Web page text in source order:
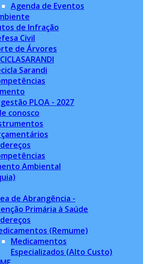
Agenda de Eventos
de Infração
Civil
de Árvores
Sarandi
PLOA - 2027
conosco
Ambiental
de Abrangência -
Primária à Saúde
(Remume)
Medicamentos
Especializados (Alto Custo)